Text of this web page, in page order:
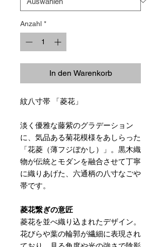
Anzahl *
In den Warenkorb
紋八寸帯 「菱花」
淡く優雅な藤紫のグラデーション
に、気品ある菊花模様をあしらった
「花菱（薄フジぼかし）」。黒木織
物が伝統とモダンを融合させて丁寧
に織りあげた、六通柄の八寸なごや
帯です。
菱花繋ぎの意匠
菱花を並べ織り込まれたデザイン。
花びらや葉の輪郭が繊細に表現され